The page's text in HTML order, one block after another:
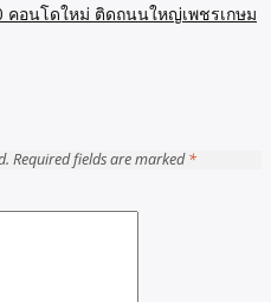
คอนโดใหม่ ติดถนนใหญ่เพชรเกษม
Required fields are marked*